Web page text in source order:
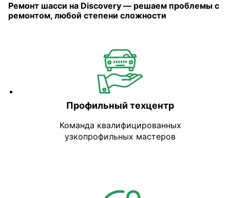
Ремонт шасси на Discovery — решаем проблемы с
ремонтом, любой степени сложности
Профильный техцентр
Команда квалифицированных
узкопрофильных мастеров